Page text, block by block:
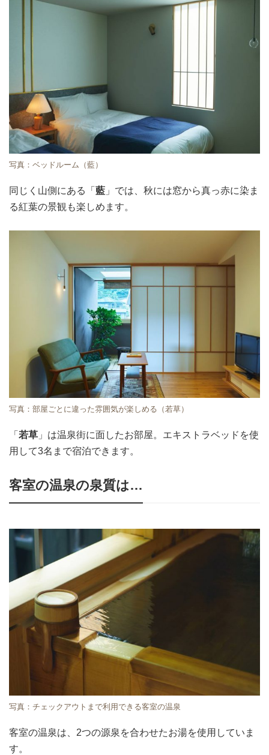
写真：ベッドルーム（藍）
同じく山側にある「 藍 」では、秋には窓から真っ赤に染ま
る紅葉の景観も楽しめます。
写真：部屋ごとに違った雰囲気が楽しめる（若草）
「 若草 」は温泉街に面したお部屋。エキストラベッドを使
用して3名まで宿泊できます。
客室の温泉の泉質は…
写真：チェックアウトまで利用できる客室の温泉
客室の温泉は、2つの源泉を合わせたお湯を使用していま
す。